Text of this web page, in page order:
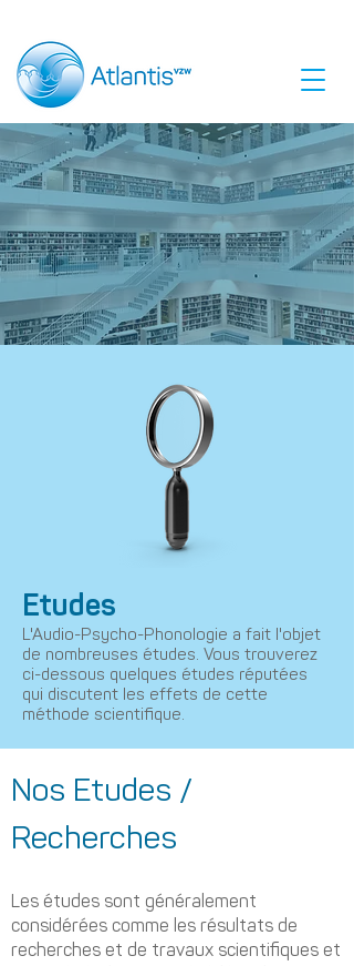
Etudes
L'Audio-Psycho-Phonologie a fait l'objet
de nombreuses études. Vous trouverez
ci-dessous quelques études réputées
qui discutent les effets de cette
méthode scientifique.
Nos Etudes /
Recherches
Les études sont généralement
considérées comme les résultats de
recherches et de travaux scientifiques et